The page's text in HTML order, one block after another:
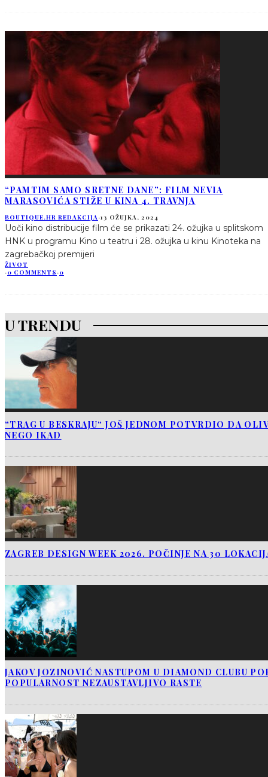
“PAMTIM SAMO SRETNE DANE”: FILM NEVIA
MARASOVIĆA STIŽE U KINA 4. TRAVNJA
BOUTIQUE.HR REDAKCIJA·13 OŽUJKA, 2024
Uoči kino distribucije film će se prikazati 24. ožujka u splitskom
HNK u programu Kino u teatru i 28. ožujka u kinu Kinoteka na
zagrebačkoj premijeri
ŽIVOT
·0 COMMENTS ·0
U TRENDU
“TRAG U BESKRAJU“ JOŠ JEDNOM POTVRDIO DA
NEGO IKAD
ZAGREB DESIGN WEEK 2026. POČINJE NA 30
JAKOV JOZINOVIĆ NASTUPOM U DIAMOND CLUBU
POPULARNOST NEZAUSTAVLJIVO RASTE